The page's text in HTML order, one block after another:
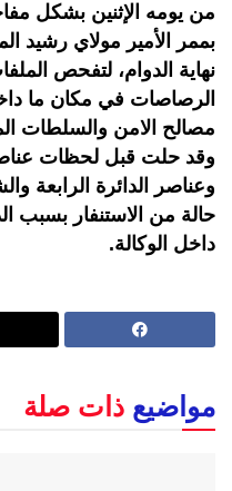
من يومه الإثنين بشكل
بممر الأمير مولاي رشيد
نهاية الدوام، لتفحص
الرصاصات في مكان ما
مصالح الامن والسلطات
وقد حلت قبل لحظات
وعناصر الدائرة الرابعة
حالة من الاستنفار بسبب
داخل الوكالة.
مواضيع ذات صلة